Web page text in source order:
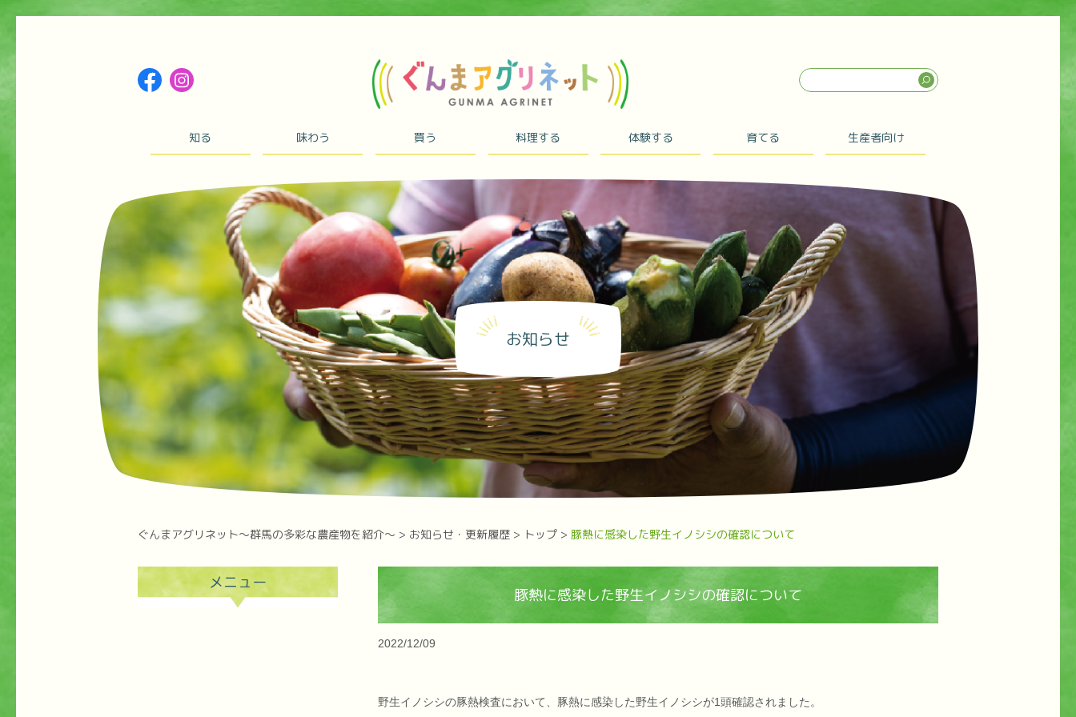
知る 味わう 買う 料理する 体験する 育てる 生産者向け
お知らせ
ぐんまアグリネット～群馬の多彩な農産物を紹介～ > お知らせ・更新履歴 > トップ > 豚熱に感染した野生イノシシの確認について
メニュー
豚熱に感染した野生イノシシの確認について
2022/12/09
野生イノシシの豚熱検査において、豚熱に感染した野生イノシシが1頭確認されました。